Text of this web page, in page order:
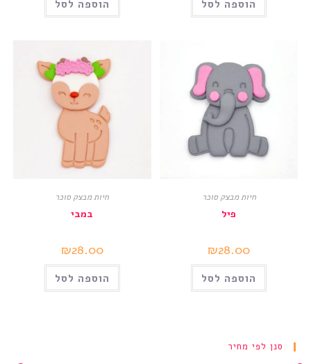
הוספה לסל הוספה לסל
חיות מבצק סוכר
פיל
₪28.00
הוספה לסל
חיות מבצק סוכר
במבי
₪28.00
הוספה לסל
סנן לפי מחיר